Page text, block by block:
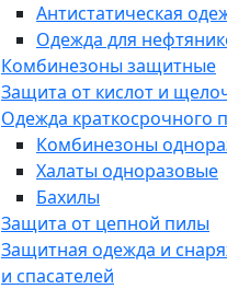
Антистатическая
Одежда для
Комбинезоны защитные
Защита от кислот и
Одежда краткосрочного
Комбинезоны
Халаты одноразовые
Бахилы
Защита от цепной пилы
Защитная одежда и
и спасателей